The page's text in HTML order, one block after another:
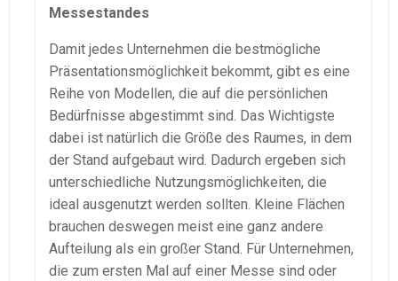
Messestandes
Damit jedes Unternehmen die bestmögliche
Präsentationsmöglichkeit bekommt, gibt es eine
Reihe von Modellen, die auf die persönlichen
Bedürfnisse abgestimmt sind. Das Wichtigste
dabei ist natürlich die Größe des Raumes, in dem
der Stand aufgebaut wird. Dadurch ergeben sich
unterschiedliche Nutzungsmöglichkeiten, die
ideal ausgenutzt werden sollten. Kleine Flächen
brauchen deswegen meist eine ganz andere
Aufteilung als ein großer Stand. Für Unternehmen,
die zum ersten Mal auf einer Messe sind oder